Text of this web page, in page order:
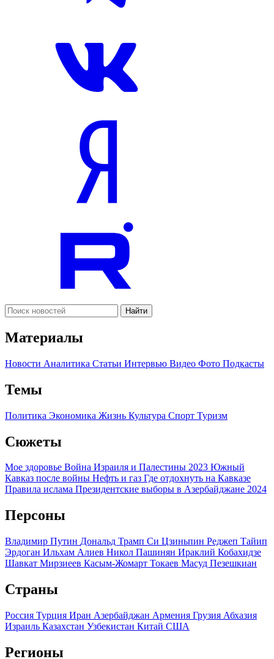
Найти
Материалы
Новости Аналитика Статьи Интервью Видео Фото Подкасты
Темы
Политика Экономика Жизнь Культура Спорт Туризм
Сюжеты
Мое здоровье Война Израиля и Палестины 2023 Южный
Кавказ после войны Нефть и газ Где отдохнуть на Кавказе
Правила ислама Президентские выборы в Азербайджане 2024
Персоны
Владимир Путин Дональд Трамп Си Цзиньпин Реджеп Тайип
Эрдоган Ильхам Алиев Никол Пашинян Ираклий Кобахидзе
Шавкат Мирзиеев Касым-Жомарт Токаев Масуд Пезешкиан
Страны
Россия Турция Иран Азербайджан Армения Грузия Абхазия
Израиль Казахстан Узбекистан Китай США
Регионы